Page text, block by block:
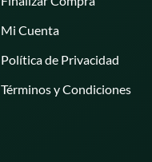
Mi Cuenta
Política de Privacidad
Términos y Condiciones